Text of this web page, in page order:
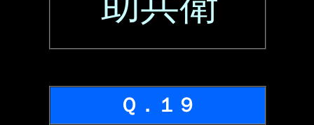
Ｑ．１９